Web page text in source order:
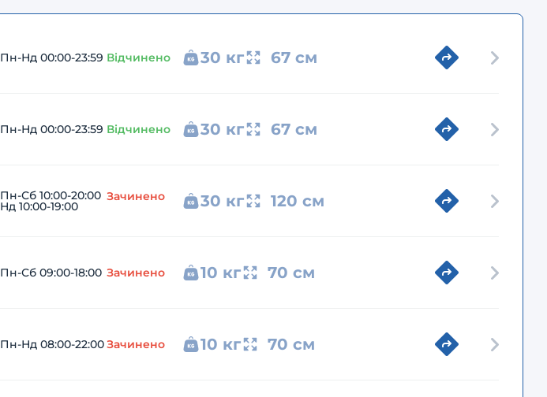
Пн-Нд 00:00-23:59 Відчинено 30 кг 67 см
Пн-Нд 00:00-23:59 Відчинено 30 кг 67 см
Пн-Сб 10:00-20:00
Нд 10:00-19:00
Зачинено 30 кг 120 см
Пн-Сб 09:00-18:00 Зачинено 10 кг 70 см
Пн-Нд 08:00-22:00Зачинено 10 кг 70 см